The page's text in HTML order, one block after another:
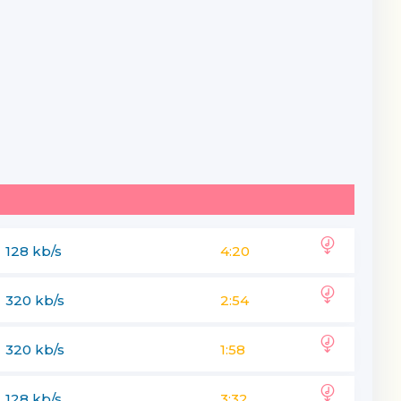
128 kb/s 4:20
320 kb/s 2:54
320 kb/s 1:58